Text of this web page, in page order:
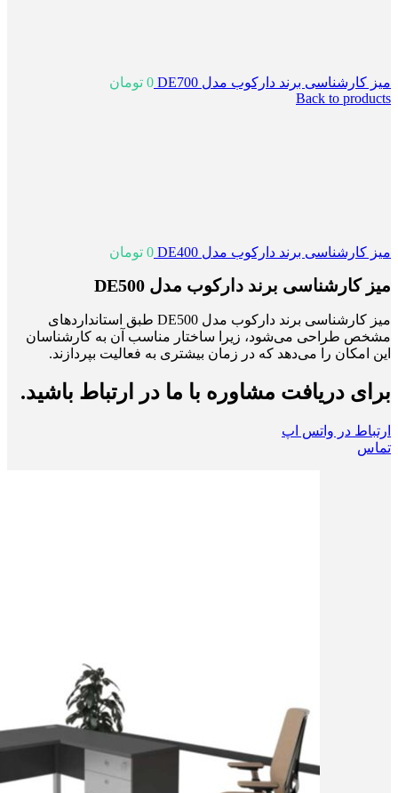
میز کارشناسی برند دارکوب مدل DE700 0 تومان
Back to products
میز کارشناسی برند دارکوب مدل DE400 0 تومان
میز کارشناسی برند دارکوب مدل DE500
میز کارشناسی برند دارکوب مدل DE500 طبق استانداردهای
مشخص طراحی می‌شود، زیرا ساختار مناسب آن‌ به کارشناسان
این امکان را می‌دهد که در زمان بیشتری به فعالیت بپردازند.
برای دریافت مشاوره با ما در ارتباط باشید.
ارتباط در واتس اپ
تماس